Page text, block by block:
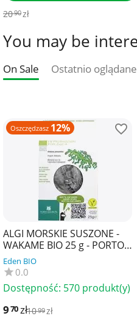
2090zł
You may be
On Sale Ostatnio oglądane
Oszczędzasz 12%
ALGI MORSKIE SUSZONE -
WAKAME BIO 25 g - PORTO
MUINOS
Eden BIO
0.0
Dostępność: 570 produkt(y)
970zł1099zł